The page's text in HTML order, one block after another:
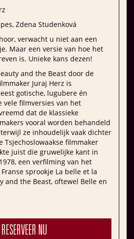
Zdena Studenková
verwacht u niet aan een
Maar een versie van hoe het
is. Unieke kans dezen!
and the Beast door de
Juraj Herz is
gotische, lugubere én
vele filmversies van het
dat de klassieke
vooral worden behandeld
ze inhoudelijk vaak dichter
Tsjecho­slowaakse filmmaker
juist die gruwelijke kant in
een verfilming van het
sprookje La belle et la
and the Beast, oftewel Belle en
RESERVEER NU